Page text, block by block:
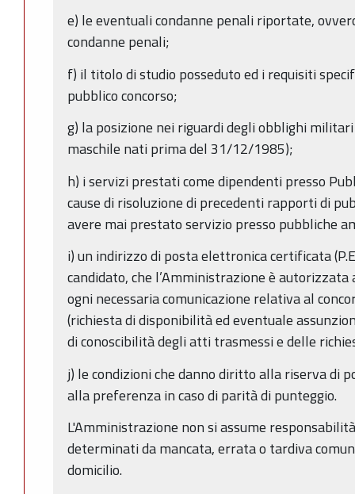
e) le eventuali condanne penali riportate,
condanne penali;
f) il titolo di studio posseduto ed i requisiti
pubblico concorso;
g) la posizione nei riguardi degli obblighi
maschile nati prima del 31/12/1985);
h) i servizi prestati come dipendenti presso
cause di risoluzione di precedenti rapporti di
avere mai prestato servizio presso pubbliche
i) un indirizzo di posta elettronica certificata
candidato, che l’Amministrazione è
ogni necessaria comunicazione relativa al
(richiesta di disponibilità ed eventuale
di conoscibilità degli atti trasmessi e delle
j) le condizioni che danno diritto alla riserva di
alla preferenza in caso di parità di punteggio.
L'Amministrazione non si assume
determinati da mancata, errata o tardiva
domicilio.